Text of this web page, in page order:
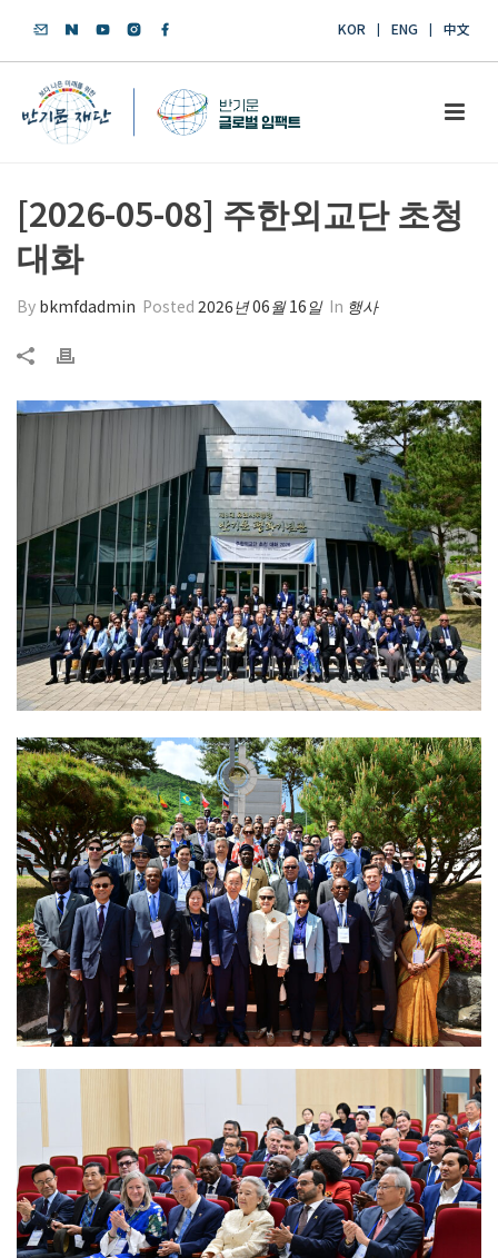
KOR ENG 中文
[2026-05-08] 주한외교단 초청
대화
By bkmfdadmin Posted 2026년 06월 16일 In 행사